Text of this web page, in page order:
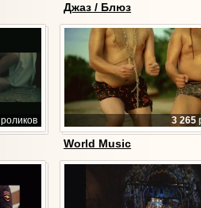
Джаз / Блюз
роликов 3 265
World Music